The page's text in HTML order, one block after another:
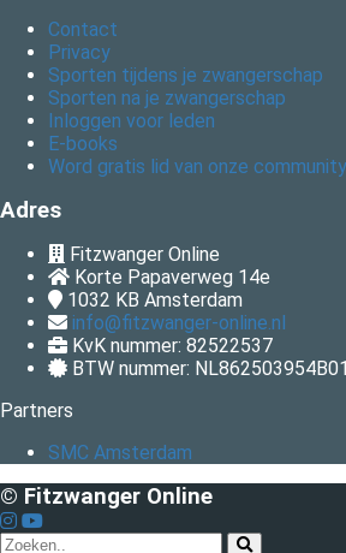
Contact
Privacy
Sporten tijdens je zwangerschap
Sporten na je zwangerschap
Inloggen voor leden
E-books
Word gratis lid van onze community
Adres
Fitzwanger Online
Korte Papaverweg 14e
1032 KB Amsterdam
info@fitzwanger-online.nl
KvK nummer: 82522537
BTW nummer: NL862503954B01
Partners
SMC Amsterdam
© Fitzwanger Online